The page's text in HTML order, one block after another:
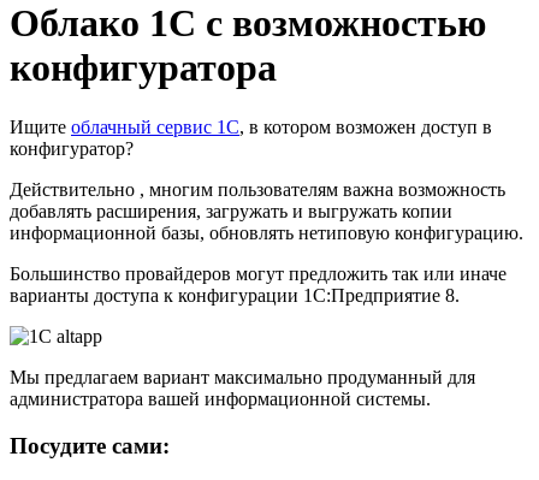
Облако 1С с возможностью
конфигуратора
Ищите облачный сервис 1С, в котором возможен доступ в
конфигуратор?
Действительно , многим пользователям важна возможность
добавлять расширения, загружать и выгружать копии
информационной базы, обновлять нетиповую конфигурацию.
Большинство провайдеров могут предложить так или иначе
варианты доступа к конфигурации 1С:Предприятие 8.
Мы предлагаем вариант максимально продуманный для
администратора вашей информационной системы.
Посудите сами: